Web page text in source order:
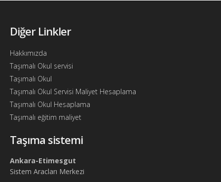
Diğer Linkler
Hakkımızda
Taşımalı Okul servisi
Taşımalı Okul
Taşımalı Okul Servisi Maliyet Hesaplama
Taşımalı Okul Hesaplama
Taşımalı eğitim maliyet
Taşıma sistemi
Ankara-Etimesgut
Sistem Aracları Merkezi